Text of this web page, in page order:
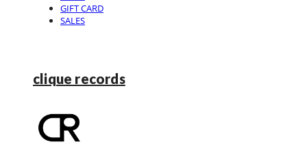
GIFT CARD
SALES
clique records